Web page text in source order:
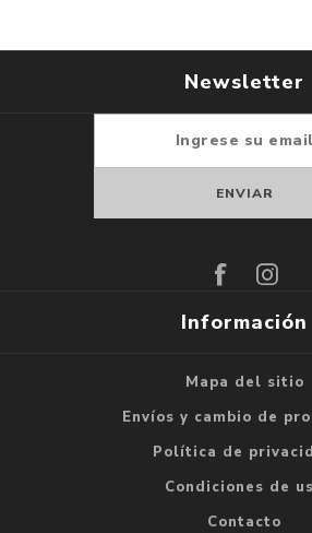
Newsletter
Información
Mapa del sitio
Envíos y cambio de
Política de
Condiciones de
Contacto